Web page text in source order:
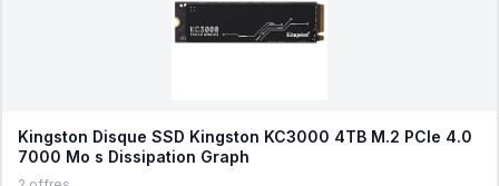
Kingston Disque SSD Kingston KC3000 4TB M.2 PCIe 4.0
7000 Mo s Dissipation Graph